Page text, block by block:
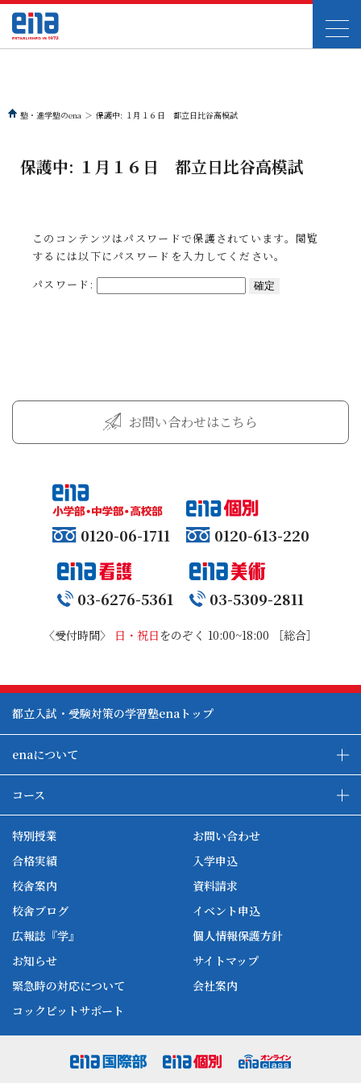
塾・進学塾のena ＞ 保護中: １月１６日 都立日比谷高模試
保護中: １月１６日 都立日比谷高模試
このコンテンツはパスワードで保護されています。閲覧
するには以下にパスワードを入力してください。
パスワード:
お問い合わせはこちら
0120-06-1711 0120-613-220
03-6276-5361 03-5309-2811
〈受付時間〉 日・祝日 をのぞく 10:00~18:00 ［総合］
都立入試・受験対策の学習塾enaトップ
enaについて
ena本部について
ena国立タワー竣工
ena-base
新開校
コース
特別授業
合格実績
校舎案内
校舎ブログ
広報誌『学』
お知らせ
緊急時の対応について
コックピットサポート
お問い合わせ
入学申込
資料請求
イベント申込
個人情報保護方針
サイトマップ
会社案内